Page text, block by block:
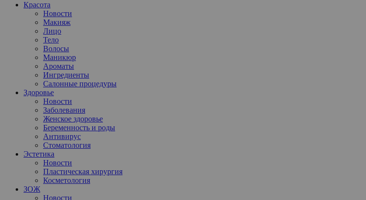
Красота
Новости
Макияж
Лицо
Тело
Волосы
Маникюр
Ароматы
Ингредиенты
Салонные процедуры
Здоровье
Новости
Заболевания
Женское здоровье
Беременность и роды
Антивирус
Стоматология
Эстетика
Новости
Пластическая хирургия
Косметология
ЗОЖ
Новости